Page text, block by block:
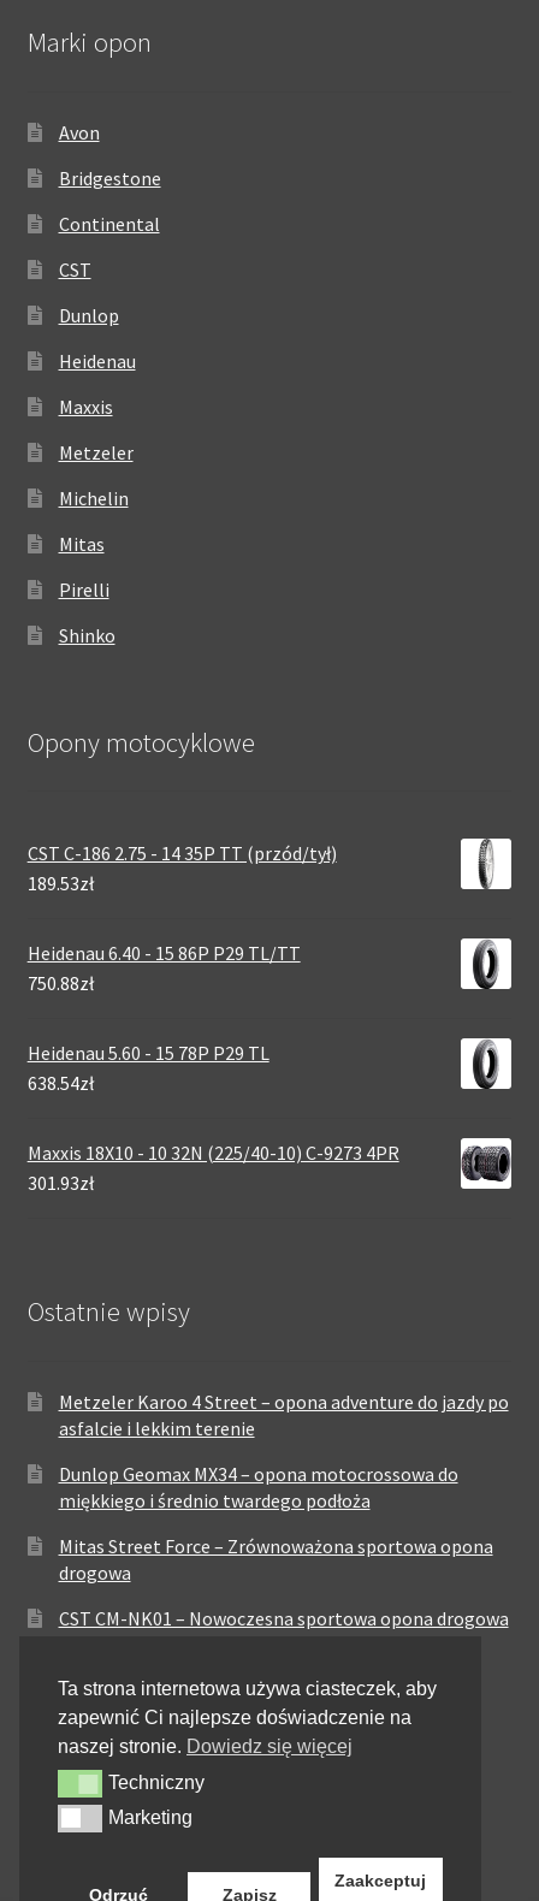
Marki opon
Avon
Bridgestone
Continental
CST
Dunlop
Heidenau
Maxxis
Metzeler
Michelin
Mitas
Pirelli
Shinko
Opony motocyklowe
CST C-186 2.75 - 14 35P TT (przód/tył)
189.53zł
Heidenau 6.40 - 15 86P P29 TL/TT
750.88zł
Heidenau 5.60 - 15 78P P29 TL
638.54zł
Maxxis 18X10 - 10 32N (225/40-10) C-9273 4PR
301.93zł
Ostatnie wpisy
Metzeler Karoo 4 Street – opona adventure do jazdy po
asfalcie i lekkim terenie
Dunlop Geomax MX34 – opona motocrossowa do
miękkiego i średnio twardego podłoża
Mitas Street Force – Zrównoważona sportowa opona
drogowa
CST CM-NK01 – Nowoczesna sportowa opona drogowa
zrównoważonych osiągach
Pirelli City Demon – Niezawodność w codziennej
jeździe miejskiej
Metzeler Perfect ME77 – Klasyczna opona o
zrównoważonych właściwościach
Ta strona internetowa używa ciasteczek, aby
zapewnić Ci najlepsze doświadczenie na
naszej stronie. Dowiedz się więcej
Techniczny
Techniczny
MarketingMarketing
Odrzuć Zapisz
Zaakceptuj